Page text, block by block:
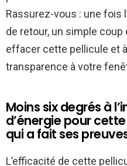
Rassurez-vous : une fois
de retour, un simple coup
effacer cette pellicule et
transparence à votre
Moins six degrés à
d’énergie pour
qui a fait ses
L’efficacité de cette